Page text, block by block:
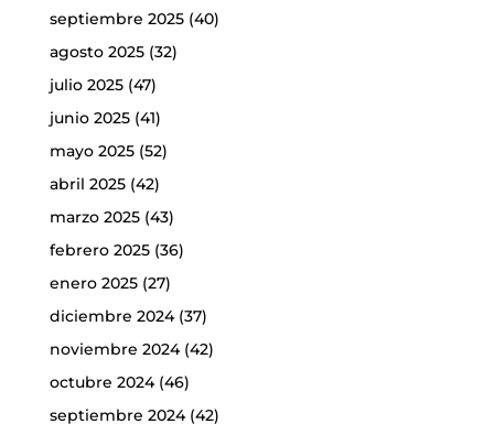
septiembre 2025(40)
agosto 2025(32)
julio 2025(47)
junio 2025(41)
mayo 2025(52)
abril 2025(42)
marzo 2025(43)
febrero 2025(36)
enero 2025(27)
diciembre 2024(37)
noviembre 2024(42)
octubre 2024(46)
septiembre 2024(42)